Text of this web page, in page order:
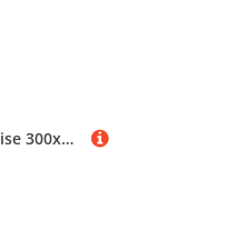
Jawoll Kassettenmarkise 300x250 cm, Markisenstoff anthrazit (Profilfarbe: Anthrazit), Sonnenschutz mit Markisenkrubel, Schattenspender, Sonnensegel, Hülsenmarkise UV- beständig & Wasserabweisend